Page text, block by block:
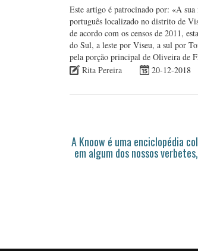
Este artigo é patrocinado por: «A
português localizado no distrito de
de acordo com os censos de 2011,
do Sul, a leste por Viseu, a sul por
pela porção principal de Oliveira de
Rita Pereira
20-12-2018
A Knoow é uma enciclopédia
em algum dos nossos